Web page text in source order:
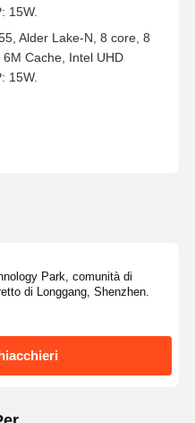
15W.
Alder Lake-N, 8 core, 8
Cache, Intel UHD
15W.
Park, comunità di
di Longgang, Shenzhen.